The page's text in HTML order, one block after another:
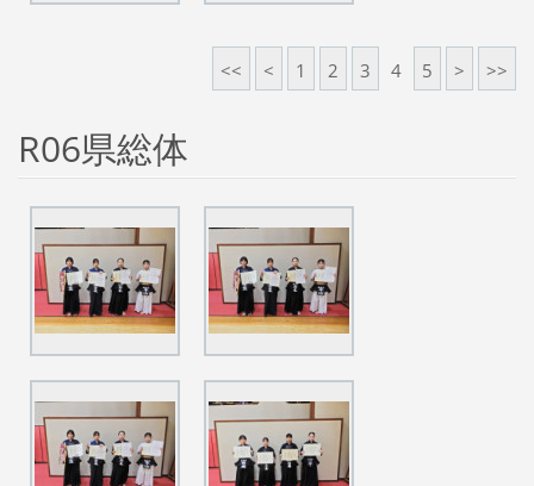
<< < 1 2 3 4 5 > >>
R06県総体